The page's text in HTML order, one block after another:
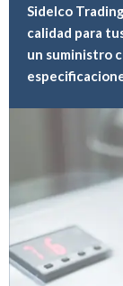
Sidelco
calidad para
un suministro